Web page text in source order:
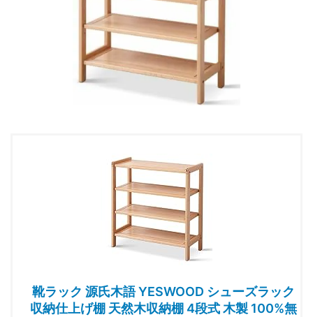
靴ラック 源氏木語 YESWOOD シューズラック
収納仕上げ棚 天然木収納棚 4段式 木製 100%無